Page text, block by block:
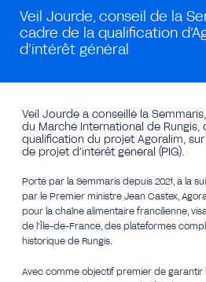
Veil Jourde, conseil de la
cadre de la qualification
d’intérêt général
Veil Jourde a conseillé la
du Marché International de Rungis,
qualification du projet Agoralim,
de projet d’intérêt général (PIG).
Porté par la Semmaris depuis 2021, à la
par le Premier ministre Jean Castex,
pour la chaîne alimentaire francilienne,
de l’Île-de-France, des plateformes
historique de Rungis.
Avec comme objectif premier de garantir